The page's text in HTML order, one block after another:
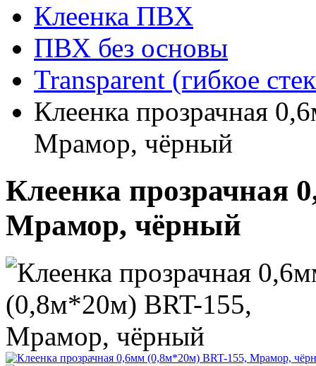
Клеенка ПВХ
ПВХ без основы
Transparent (гибкое
Клеенка прозрачная
Мрамор, чёрный
Клеенка прозрачная
Мрамор, чёрный